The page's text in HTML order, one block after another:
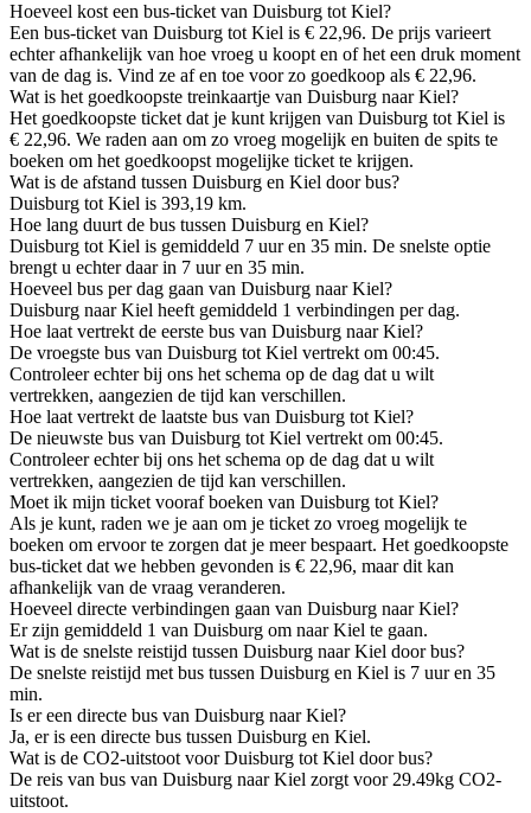
Hoeveel kost een bus-ticket van Duisburg tot Kiel?
Een bus-ticket van Duisburg tot Kiel is € 22,96. De prijs varieert
echter afhankelijk van hoe vroeg u koopt en of het een druk moment
van de dag is. Vind ze af en toe voor zo goedkoop als € 22,96.
Wat is het goedkoopste treinkaartje van Duisburg naar Kiel?
Het goedkoopste ticket dat je kunt krijgen van Duisburg tot Kiel is
€ 22,96. We raden aan om zo vroeg mogelijk en buiten de spits te
boeken om het goedkoopst mogelijke ticket te krijgen.
Wat is de afstand tussen Duisburg en Kiel door bus?
Duisburg tot Kiel is 393,19 km.
Hoe lang duurt de bus tussen Duisburg en Kiel?
Duisburg tot Kiel is gemiddeld 7 uur en 35 min. De snelste optie
brengt u echter daar in 7 uur en 35 min.
Hoeveel bus per dag gaan van Duisburg naar Kiel?
Duisburg naar Kiel heeft gemiddeld 1 verbindingen per dag.
Hoe laat vertrekt de eerste bus van Duisburg naar Kiel?
De vroegste bus van Duisburg tot Kiel vertrekt om 00:45.
Controleer echter bij ons het schema op de dag dat u wilt
vertrekken, aangezien de tijd kan verschillen.
Hoe laat vertrekt de laatste bus van Duisburg tot Kiel?
De nieuwste bus van Duisburg tot Kiel vertrekt om 00:45.
Controleer echter bij ons het schema op de dag dat u wilt
vertrekken, aangezien de tijd kan verschillen.
Moet ik mijn ticket vooraf boeken van Duisburg tot Kiel?
Als je kunt, raden we je aan om je ticket zo vroeg mogelijk te
boeken om ervoor te zorgen dat je meer bespaart. Het goedkoopste
bus-ticket dat we hebben gevonden is € 22,96, maar dit kan
afhankelijk van de vraag veranderen.
Hoeveel directe verbindingen gaan van Duisburg naar Kiel?
Er zijn gemiddeld 1 van Duisburg om naar Kiel te gaan.
Wat is de snelste reistijd tussen Duisburg naar Kiel door bus?
De snelste reistijd met bus tussen Duisburg en Kiel is 7 uur en 35
min.
Is er een directe bus van Duisburg naar Kiel?
Ja, er is een directe bus tussen Duisburg en Kiel.
Wat is de CO2-uitstoot voor Duisburg tot Kiel door bus?
De reis van bus van Duisburg naar Kiel zorgt voor 29.49kg CO2-
uitstoot.